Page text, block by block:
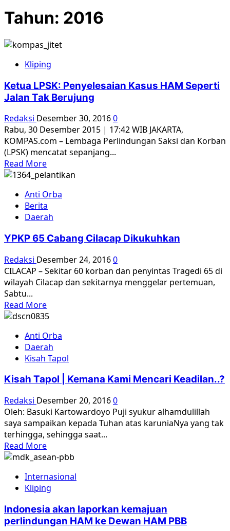
Tahun: 2016
Kliping
Ketua LPSK: Penyelesaian Kasus HAM Seperti
Jalan Tak Berujung
Redaksi Desember 30, 20160
Rabu, 30 Desember 2015 | 17:42 WIB JAKARTA,
KOMPAS.com – Lembaga Perlindungan Saksi dan Korban
(LPSK) mencatat sepanjang...
Read MoreRead
more
Ketua
LPSK:
Penyelesaian
HAM
Jalan
Tak
Berujung
Anti Orba
Berita
Daerah
YPKP 65 Cabang Cilacap Dikukuhkan
Redaksi Desember 24, 20160
CILACAP – Sekitar 60 korban dan penyintas Tragedi 65 di
wilayah Cilacap dan sekitarnya menggelar pertemuan,
Sabtu...
Read MoreRead
more
YPKP
65
Cabang
Cilacap
Dikukuhkan
Anti Orba
Daerah
Kisah Tapol
Kisah Tapol | Kemana Kami Mencari Keadilan..?
Redaksi Desember 20, 20160
Oleh: Basuki Kartowardoyo Puji syukur alhamdulillah
saya sampaikan kepada Tuhan atas karuniaNya yang tak
terhingga, sehingga saat...
Read MoreRead
more
Kisah
Tapol
Kemana
Kami
Internasional
Kliping
Indonesia akan laporkan kemajuan
perlindungan HAM ke Dewan HAM PBB